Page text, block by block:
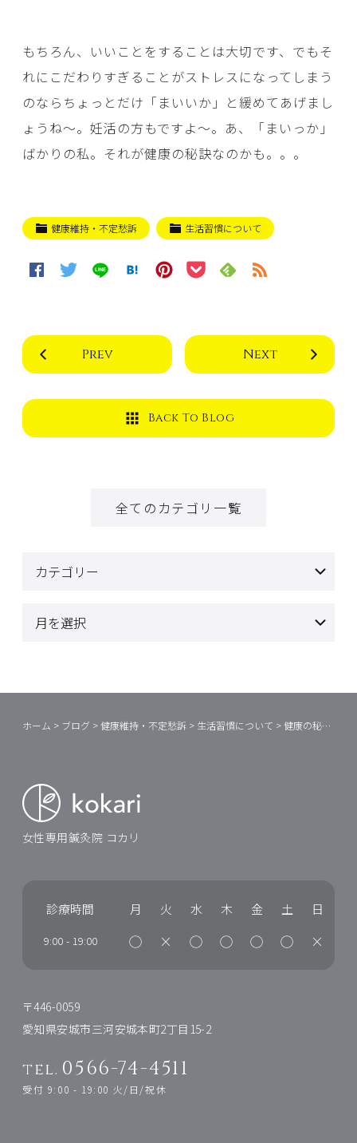
もちろん、いいことをすることは大切です、でもそ
れにこだわりすぎることがストレスになってしまう
のならちょっとだけ「まいいか」と緩めてあげまし
ょうね～。妊活の方もですよ～。あ、「まいっか」
ばかりの私。それが健康の秘訣なのかも。。。
健康維持・不定愁訴 生活習慣について
Prev Next
Back To Blog
全てのカテゴリ一覧
ホーム > ブログ >健康維持・不定愁訴 > 生活習慣について >健康の秘訣？！
女性専用鍼灸院 コカリ
診療時間 月 火 水 木 金 土 日
9:00 - 19:00 ◯ × ◯ ◯ ◯ ◯ ×
〒446-0059
愛知県安城市三河安城本町2丁目15-2
tel. 0566-74-4511
受付 9:00 - 19:00 火/日/祝休